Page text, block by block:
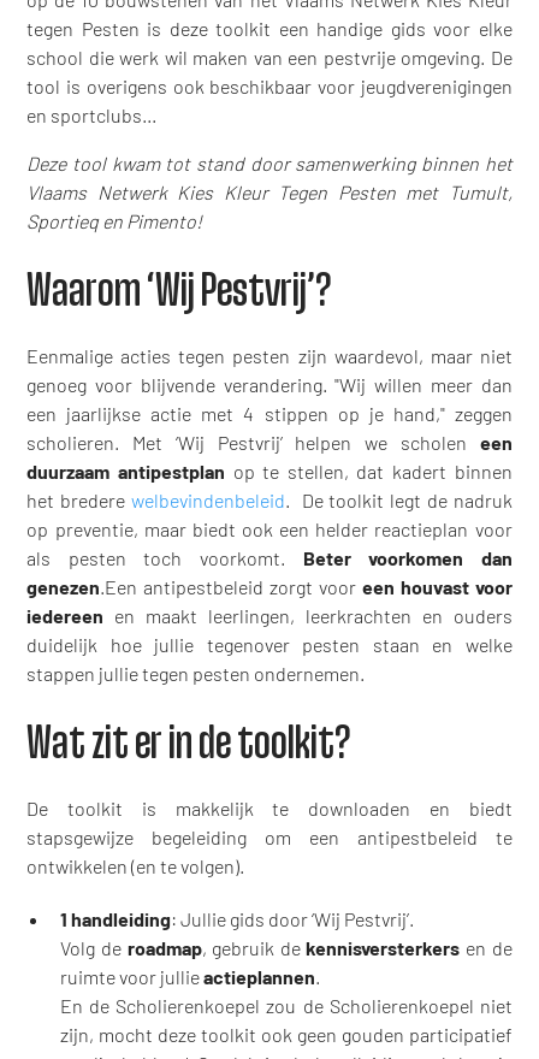
tegen Pesten is deze toolkit een handige gids voor elke
school die werk wil maken van een pestvrije omgeving. De
tool is overigens ook beschikbaar voor jeugdverenigingen
en sportclubs...
Deze tool kwam tot stand door samenwerking binnen het
Vlaams Netwerk Kies Kleur Tegen Pesten met Tumult,
Sportieq en Pimento!
Waarom ‘Wij Pestvrij’?
Eenmalige acties tegen pesten zijn waardevol, maar niet
genoeg voor blijvende verandering. "Wij willen meer dan
een jaarlijkse actie met 4 stippen op je hand," zeggen
scholieren. Met ‘Wij Pestvrij’ helpen we scholen een
duurzaam antipestplan op te stellen, dat kadert binnen
het bredere welbevindenbeleid . De toolkit legt de nadruk
op preventie, maar biedt ook een helder reactieplan voor
als pesten toch voorkomt. Beter voorkomen dan
genezen .Een antipestbeleid zorgt voor een houvast voor
iedereen en maakt leerlingen, leerkrachten en ouders
duidelijk hoe jullie tegenover pesten staan en welke
stappen jullie tegen pesten ondernemen.
Wat zit er in de toolkit?
De toolkit is makkelijk te downloaden en biedt
stapsgewijze begeleiding om een antipestbeleid te
ontwikkelen (en te volgen).
1 handleiding: Jullie gids door ‘Wij Pestvrij’.
Volg de roadmap, gebruik dekennisversterkers en de
ruimte voor jullieactieplannen
En de Scholierenkoepel zou de Scholierenkoepel niet
zijn, mocht deze toolkit ook geen gouden participatief